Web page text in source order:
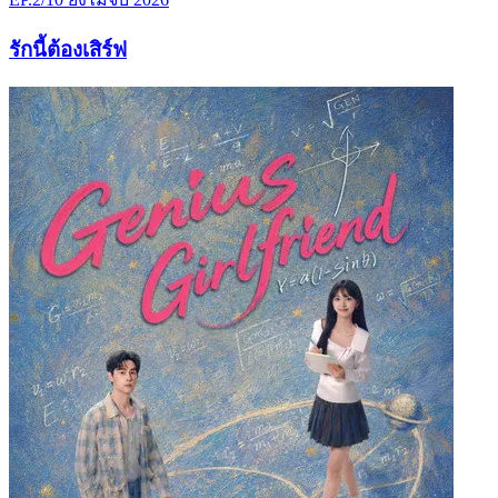
รักนี้ต้องเสิร์ฟ